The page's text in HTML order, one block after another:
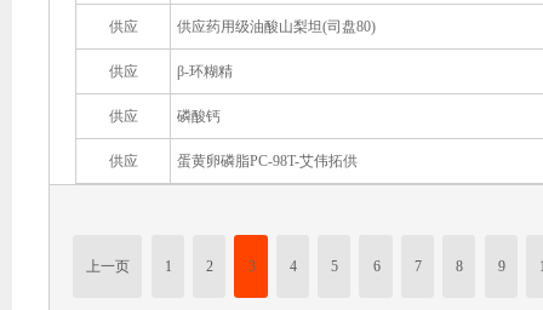
供应 供应药用级油酸山梨坦(司盘80)
供应 β-环糊精
供应 磷酸钙
供应 蛋黄卵磷脂PC-98T-艾伟拓供
上一页 1 2 3 4 5 6 7 8 9